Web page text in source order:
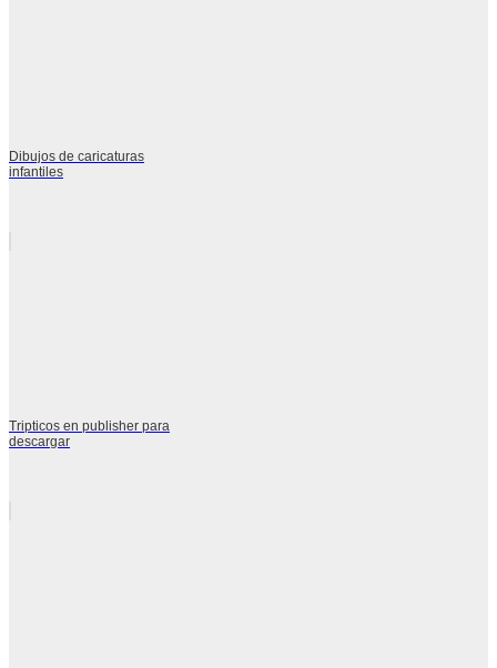
Dibujos de caricaturas
infantiles
Tripticos en publisher para
descargar